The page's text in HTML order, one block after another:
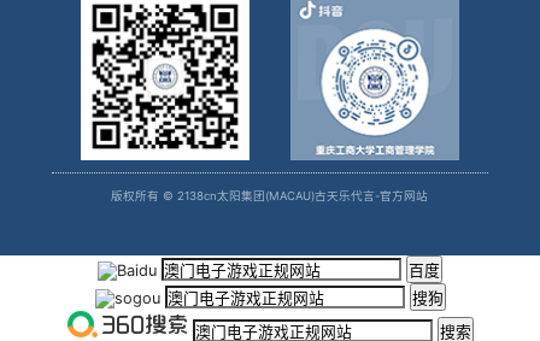
版权所有 © 2138cn太阳集团(MACAU)古天乐代言-官方网站